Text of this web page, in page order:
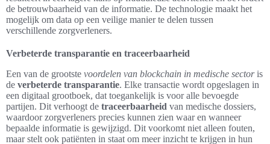
de betrouwbaarheid van de informatie. De technologie maakt het
mogelijk om data op een veilige manier te delen tussen
verschillende zorgverleners.
Verbeterde transparantie en traceerbaarheid
Een van de grootste voordelen van blockchain in medische sectoris
de verbeterde transparantie. Elke transactie wordt opgeslagen in
een digitaal grootboek, dat toegankelijk is voor alle bevoegde
partijen. Dit verhoogt de traceerbaarheid van medische dossiers,
waardoor zorgverleners precies kunnen zien waar en wanneer
bepaalde informatie is gewijzigd. Dit voorkomt niet alleen fouten,
maar stelt ook patiënten in staat om meer inzicht te krijgen in hun